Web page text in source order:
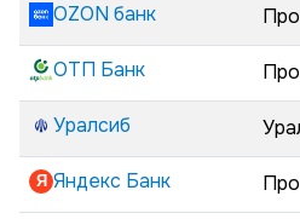
OZON банк
ОТП Банк
Уралсиб
Яндекс Банк